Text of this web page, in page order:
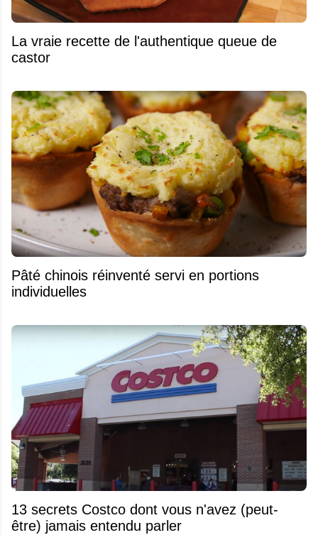
La vraie recette de l'authentique queue de
castor
Pâté chinois réinventé servi en portions
individuelles
13 secrets Costco dont vous n'avez (peut-
être) jamais entendu parler